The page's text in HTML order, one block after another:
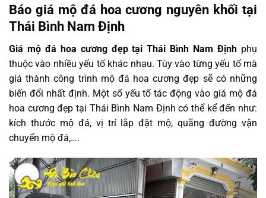
Báo giá mộ đá hoa cương nguyên khối tại
Thái Bình Nam Định
Giá mộ đá hoa cương đẹp tại Thái Bình Nam Định phụ
thuộc vào nhiều yếu tố khác nhau. Tùy vào từng yếu tố mà
giá thành công trình mộ đá hoa cương đẹp sẽ có những
biến đổi nhất định. Một số yếu tố tác động vào giá mộ đá
hoa cương đẹp tại Thái Bình Nam Định có thể kể đến như:
kích thước mộ đá, vị trí lắp đặt mộ, quãng đường vận
chuyển mộ đá,….